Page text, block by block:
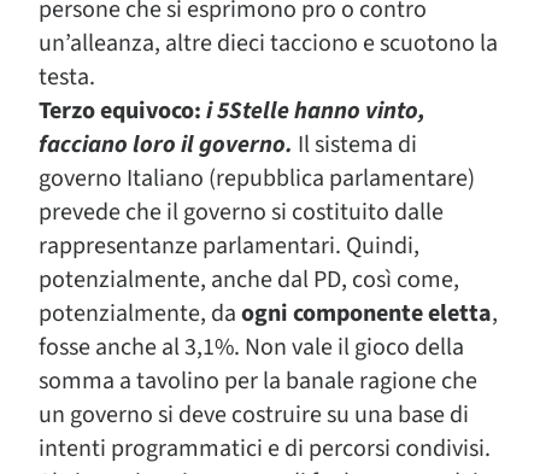
persone che si esprimono pro o contro
un’alleanza, altre dieci tacciono e scuotono la
testa.
Terzo equivoco:i 5Stelle hanno vinto,
facciano loro il governo. Il sistema di
governo Italiano (repubblica parlamentare)
prevede che il governo si costituito dalle
rappresentanze parlamentari. Quindi,
potenzialmente, anche dal PD, così come,
potenzialmente, daogni componente eletta,
fosse anche al 3,1%. Non vale il gioco della
somma a tavolino per la banale ragione che
un governo si deve costruire su una base di
intenti programmatici e di percorsi condivisi.